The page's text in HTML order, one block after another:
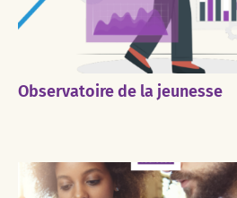
Observatoire de la jeunesse